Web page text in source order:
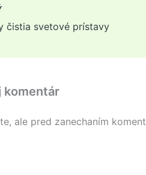
čistia svetové prístavy
komentár
ale pred zanechaním